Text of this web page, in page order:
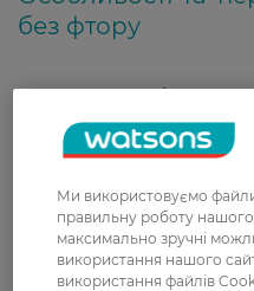
без фтору
Фтор — це мінерал,
трапляється в земній
воду і повітря. Він
запобігаючи
помітите.
Ми використовуємо
правильну роботу
максимально зручні
використання нашого
використання файлів